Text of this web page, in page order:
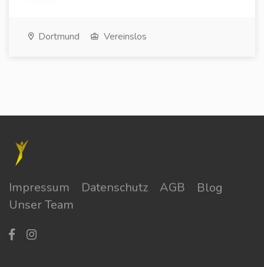
Dortmund Vereinslos
Impressum Datenschutz AGB
Blog
Unser Team